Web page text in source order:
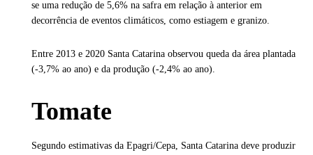
se uma redução de 5,6% na safra em relação à anterior em
decorrência de eventos climáticos, como estiagem e granizo.
Entre 2013 e 2020 Santa Catarina observou queda da área plantada
(-3,7% ao ano) e da produção (-2,4% ao ano).
Tomate
Segundo estimativas da Epagri/Cepa, Santa Catarina deve produzir